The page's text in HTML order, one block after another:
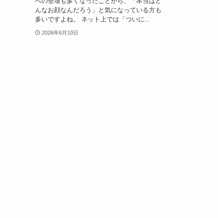
んなお顔なんだろう」と気になっている方も
多いですよね。 ネット上では「ついに...
2026年6月10日